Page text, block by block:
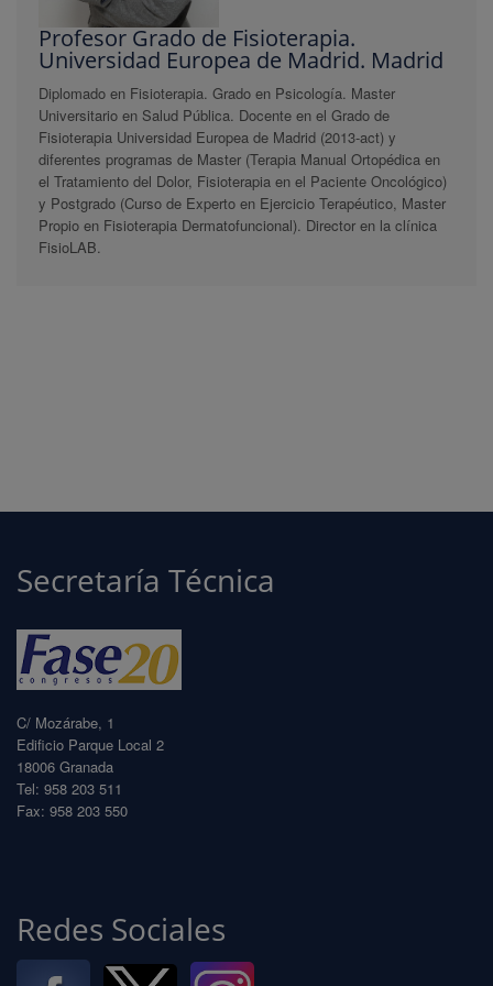
Profesor Grado de Fisioterapia.
Universidad Europea de Madrid. Madrid
Diplomado en Fisioterapia. Grado en Psicología. Master
Universitario en Salud Pública. Docente en el Grado de
Fisioterapia Universidad Europea de Madrid (2013-act) y
diferentes programas de Master (Terapia Manual Ortopédica en
el Tratamiento del Dolor, Fisioterapia en el Paciente Oncológico)
y Postgrado (Curso de Experto en Ejercicio Terapéutico, Master
Propio en Fisioterapia Dermatofuncional). Director en la clínica
FisioLAB.
Secretaría Técnica
C/ Mozárabe, 1
Edificio Parque Local 2
18006 Granada
Tel: 958 203 511
Fax: 958 203 550
Redes Sociales